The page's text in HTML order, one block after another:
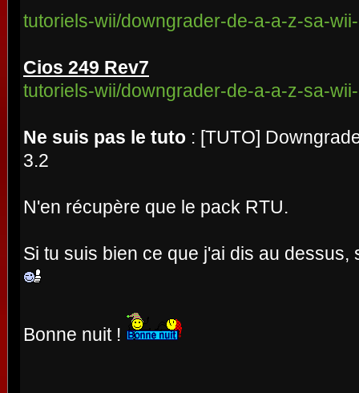
tutoriels-wii/downgrader-de-a-a-z-sa-
Cios 249 Rev7
tutoriels-wii/downgrader-de-a-a-z-sa-
Ne suis pas le tuto : [TUTO]
3.2
N'en récupère que le pack RTU.
Si tu suis bien ce que j'ai dis au dessus,
Bonne nuit !